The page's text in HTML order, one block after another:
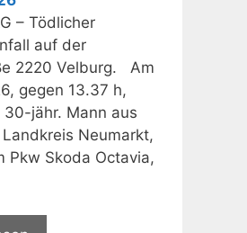
– Tödlicher
auf der
2220 Velburg. Am
gegen 13.37 h,
jähr. Mann aus
Neumarkt,
Pkw Skoda Octavia,